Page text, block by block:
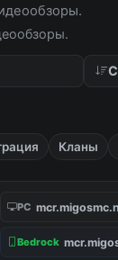
Кланы
PC
Bedrock